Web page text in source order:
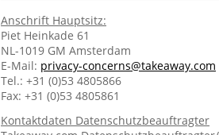
Anschrift Hauptsitz:
Piet Heinkade 61
NL-1019 GM Amsterdam
E-Mail: privacy-concerns@takeaway.com
Tel.: +31 (0)53 4805866
Fax: +31 (0)53 4805861
Kontaktdaten Datenschutzbeauftragter